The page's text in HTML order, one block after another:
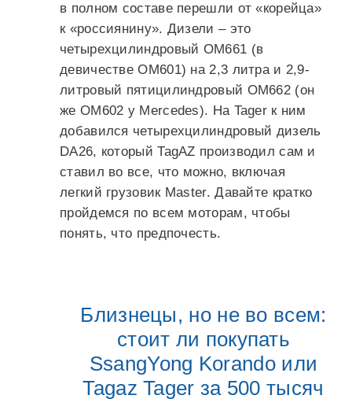
в полном составе перешли от «корейца»
к «россиянину». Дизели – это
четырехцилиндровый OM661 (в
девичестве OM601) на 2,3 литра и 2,9-
литровый пятицилиндровый OM662 (он
же OM602 у Mercedes). На Tager к ним
добавился четырехцилиндровый дизель
DA26, который TagAZ производил сам и
ставил во все, что можно, включая
легкий грузовик Master. Давайте кратко
пройдемся по всем моторам, чтобы
понять, что предпочесть.
Близнецы, но не во всем:
стоит ли покупать
SsangYong Korando или
Tagaz Tager за 500 тысяч